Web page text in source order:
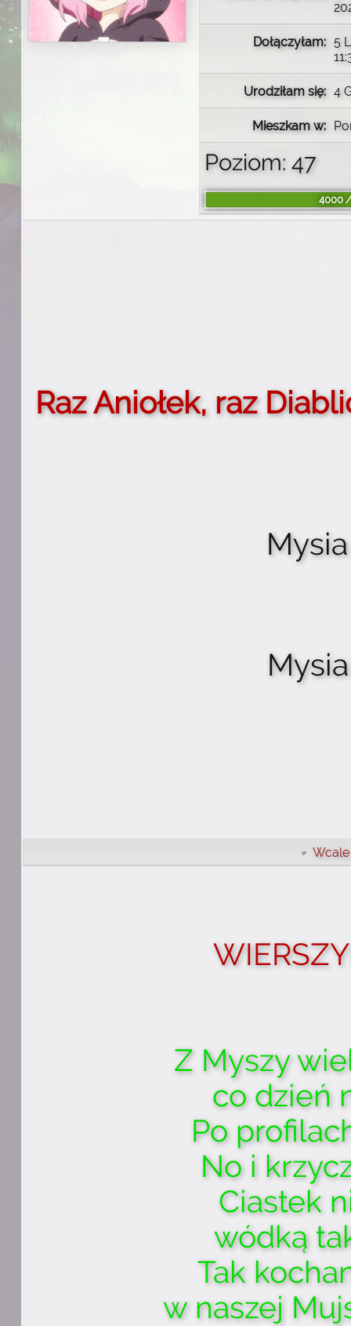
Dołączyłam: 5
Urodziłam się: 4
Mieszkam w:
Poziom: 47
4000
Raz Aniołek, raz
Z Myszy
co dzień
Po
No i
Ciastek
wódką
Tak
w naszej